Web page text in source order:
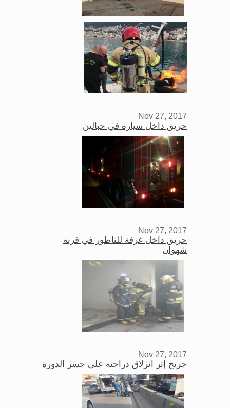
Nov 27, 2017
حريق داخل سيارة في حبالين
Nov 27, 2017
حريق داخل غرفة للناطور في قرنة
شهوان
Nov 27, 2017
جريح إثر انزلاق دراجته على جسر الدورة